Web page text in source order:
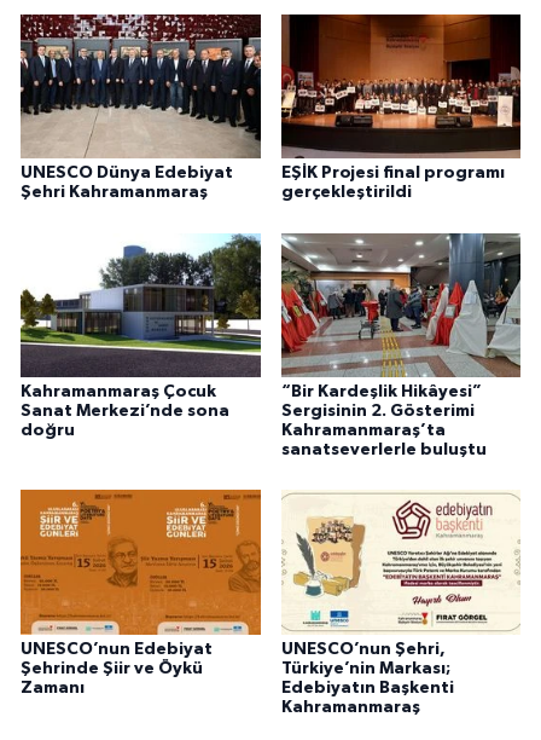
UNESCO Dünya Edebiyat
Şehri Kahramanmaraş
EŞİK Projesi final programı
gerçekleştirildi
Kahramanmaraş Çocuk
Sanat Merkezi’nde sona
doğru
“Bir Kardeşlik Hikâyesi”
Sergisinin 2. Gösterimi
Kahramanmaraş’ta
sanatseverlerle buluştu
UNESCO’nun Edebiyat
Şehrinde Şiir ve Öykü
Zamanı
UNESCO’nun Şehri,
Türkiye’nin Markası;
Edebiyatın Başkenti
Kahramanmaraş